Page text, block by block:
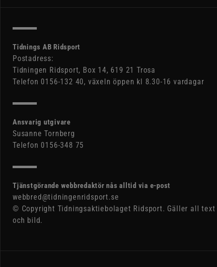
Tidnings AB Ridsport
Postadress:
Tidningen Ridsport, Box 14, 619 21 Trosa
Telefon 0156-132 40, växeln öppen kl 8.30-16 vardagar
Ansvarig utgivare
Susanne Tornberg
Telefon 0156-348 75
Tjänstgörande webbredaktör nås alltid via e-post
webbred@tidningenridsport.se
© Copyright Tidningsaktiebolaget Ridsport. Gäller all text
och bild.